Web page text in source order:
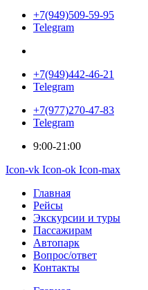
+7(949)509-59-95
Telegram
+7(949)442-46-21
Telegram
+7(977)270-47-83
Telegram
9:00-21:00
Icon-vk Icon-ok Icon-max
Главная
Рейсы
Экскурсии и туры
Пассажирам
Автопарк
Вопрос/ответ
Контакты